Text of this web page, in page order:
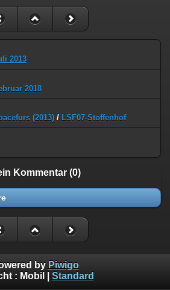
2013
2018
(2013) / LSF07-Stoffenhof
Kommentar (0)
by Piwigo
: Mobil Standard